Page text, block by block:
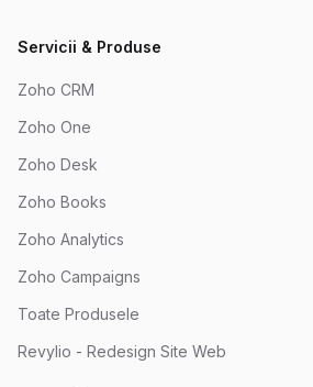
Servicii & Produse
Zoho CRM
Zoho One
Zoho Desk
Zoho Books
Zoho Analytics
Zoho Campaigns
Toate Produsele
Revylio - Redesign Site Web